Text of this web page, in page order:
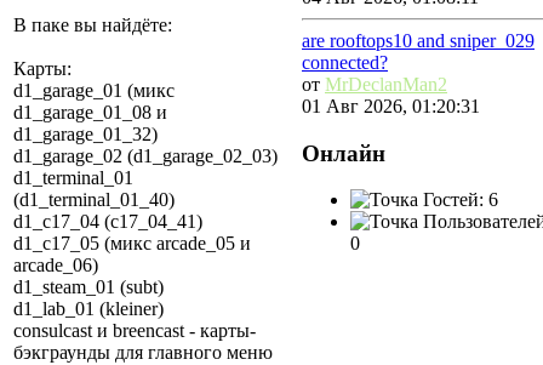
В паке вы найдёте:
Карты:
d1_garage_01 (микс
d1_garage_01_08 и
d1_garage_01_32)
d1_garage_02 (d1_garage_02_03)
d1_terminal_01
(d1_terminal_01_40)
d1_c17_04 (c17_04_41)
d1_c17_05 (микс arcade_05 и
arcade_06)
d1_steam_01 (subt)
d1_lab_01 (kleiner)
consulcast и breencast - карты-
бэкграунды для главного меню
are rooftops10 and sniper_029
connected?
от MrDeclanMan2
01 Авг 2026, 01:20:31
Онлайн
Гостей: 6
0